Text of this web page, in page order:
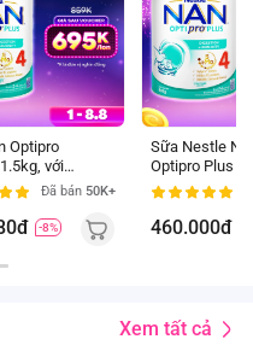
1.5
Kg
2-6
tuổi
Optipro
với
thức từ
6 tuổi)
bì ngẫu
Đã bán 50K+
-8%
Sữa Nestle
Optipro Plus 4
(2-6 tuổi)
bì ngẫu nhiên)
460.000đ
Xem tất cả